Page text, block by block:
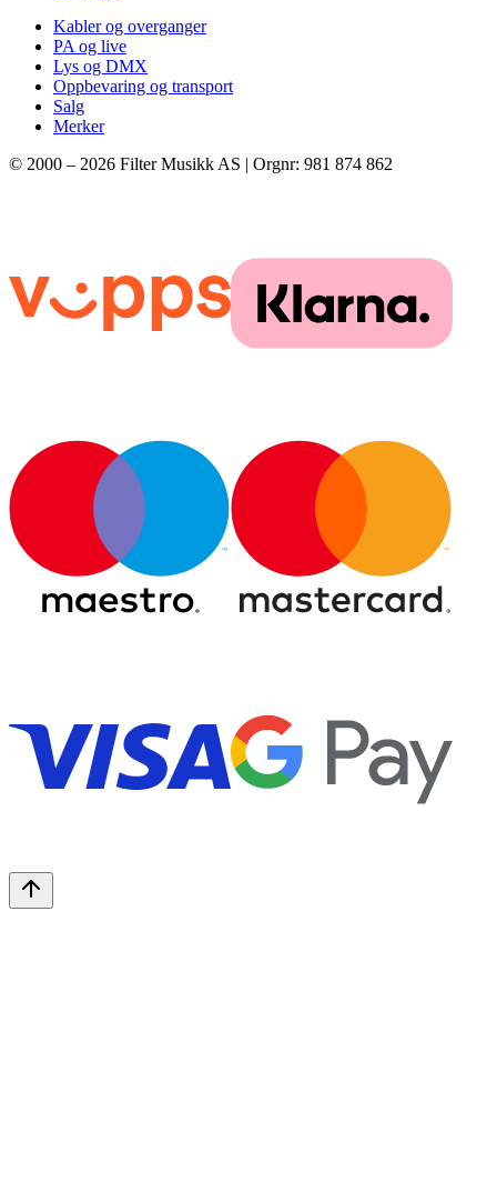
Kabler og overganger
PA og live
Lys og DMX
Oppbevaring og transport
Salg
Merker
© 2000 – 2026 Filter Musikk AS | Orgnr: 981 874 862